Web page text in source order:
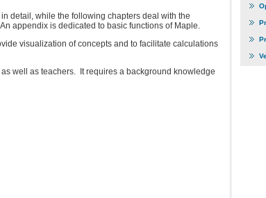
detail, while the following chapters deal with the
appendix is dedicated to basic functions of Maple.
visualization of concepts and to facilitate calculations
well as teachers. It requires a background knowledge